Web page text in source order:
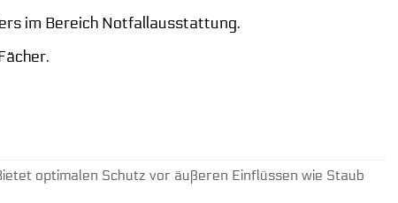
im Bereich Notfallausstattung.
optimalen Schutz vor äußeren Einflüssen wie Staub